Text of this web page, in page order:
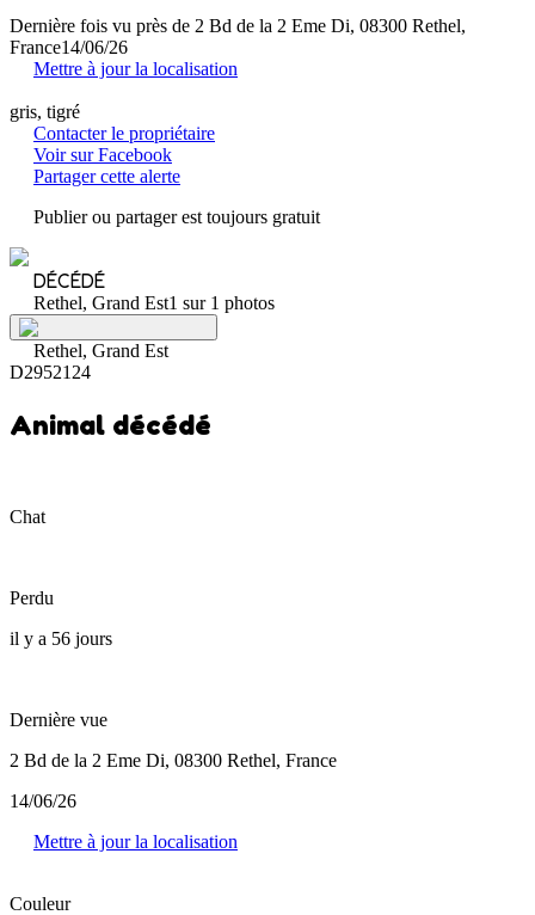
Dernière fois vu près de 2 Bd de la 2 Eme Di, 08300 Rethel,
France14/06/26
Mettre à jour la localisation
gris, tigré
Contacter le propriétaire
Voir sur Facebook
Partager cette alerte
Publier ou partager est toujours gratuit
DÉCÉDÉ
Rethel, Grand Est1 sur 1 photos
Rethel, Grand Est
D2952124
Animal décédé
Chat
Perdu
il y a 56 jours
Dernière vue
2 Bd de la 2 Eme Di, 08300 Rethel, France
14/06/26
Mettre à jour la localisation
Couleur